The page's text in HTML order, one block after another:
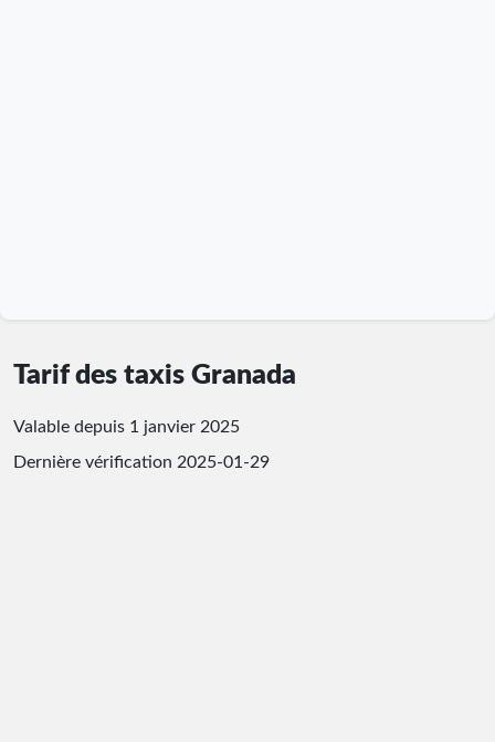
Tarif des taxis Granada
Valable depuis 1 janvier 2025
Dernière vérification 2025-01-29